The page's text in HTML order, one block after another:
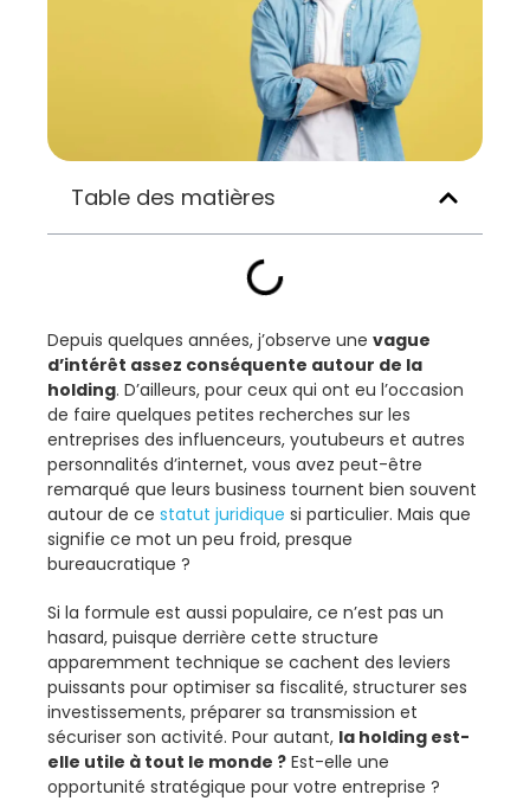
Table des matières
Depuis quelques années, j’observe une vague
d’intérêt assez conséquente autour de la
holding. D’ailleurs, pour ceux qui ont eu l’occasion
de faire quelques petites recherches sur les
entreprises des influenceurs, youtubeurs et autres
personnalités d’internet, vous avez peut-être
remarqué que leurs business tournent bien souvent
autour de ce statut juridique si particulier. Mais que
signifie ce mot un peu froid, presque
bureaucratique ?
Si la formule est aussi populaire, ce n’est pas un
hasard, puisque derrière cette structure
apparemment technique se cachent des leviers
puissants pour optimiser sa fiscalité, structurer ses
investissements, préparer sa transmission et
sécuriser son activité. Pour autant, la holding est-
elle utile à tout le monde ? Est-elle une
opportunité stratégique pour votre entreprise ?